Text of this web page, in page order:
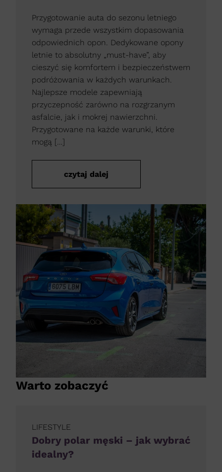
Przygotowanie auta do sezonu letniego
wymaga przede wszystkim dopasowania
odpowiednich opon. Dedykowane opony
letnie to absolutny „must-have”, aby
cieszyć się komfortem i bezpieczeństwem
podróżowania w każdych warunkach.
Najlepsze modele zapewniają
przyczepność zarówno na rozgrzanym
asfalcie, jak i mokrej nawierzchni.
Przygotowane na każde warunki, które
mogą […]
czytaj dalej
Warto zobaczyć
LIFESTYLE
Dobry polar męski – jak wybrać
idealny?